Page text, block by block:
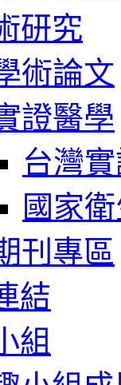
研究
術論文
證醫學
台灣
國家
刊專區
結
組